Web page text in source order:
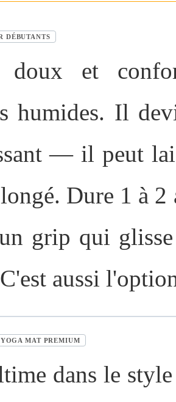
DÉBUTANTS
et
humides. Il
— il peut
Dure 1 à
grip qui
aussi
MAT PREMIUM
dans le